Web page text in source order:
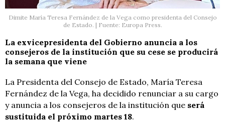
Dimite María Teresa Fernández de la Vega como presidenta del Consejo
de Estado. | Fuente: Europa Press.
La exvicepresidenta del Gobierno anuncia a los
consejeros de la institución que su cese se producirá
la semana que viene
La Presidenta del Consejo de Estado, María Teresa
Fernández de la Vega, ha decidido renunciar a su cargo
y anuncia a los consejeros de la institución que será
sustituida el próximo martes 18.